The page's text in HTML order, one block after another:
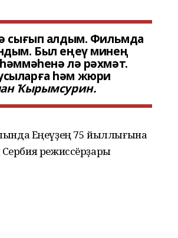
сығып алдым. Фильмда
Был еңеү минең
лә рәхмәт.
һәм жюри
Ҡырымсурин.
Еңеүҙең 75 йыллығына
Сербия режиссёрҙары